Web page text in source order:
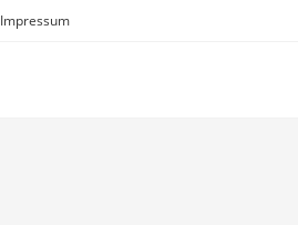
Impressum